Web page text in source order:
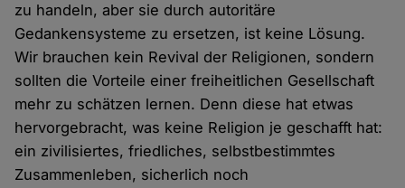
zu handeln, aber sie durch autoritäre
Gedankensysteme zu ersetzen, ist keine Lösung.
Wir brauchen kein Revival der Religionen, sondern
sollten die Vorteile einer freiheitlichen Gesellschaft
mehr zu schätzen lernen. Denn diese hat etwas
hervorgebracht, was keine Religion je geschafft hat:
ein zivilisiertes, friedliches, selbstbestimmtes
Zusammenleben, sicherlich noch